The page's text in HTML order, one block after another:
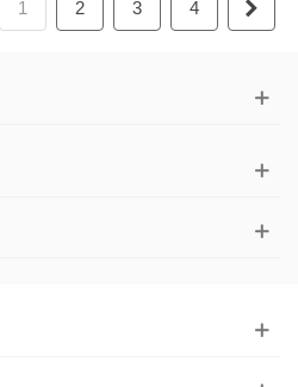
1 2 3 4